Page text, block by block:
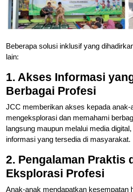
Beberapa solusi inklusif yang
lain:
1. Akses Informasi
Berbagai Profesi
JCC memberikan akses kepada anak-
mengeksplorasi dan memahami
langsung maupun melalui media
informasi yang tersedia di masyarakat.
2. Pengalaman Praktis
Eksplorasi Profesi
Anak-anak mendapatkan kesempatan